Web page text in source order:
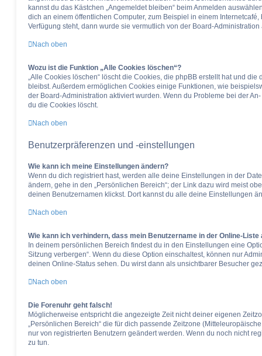
kannst du das Kästchen „Angemeldet bleiben“ beim Anmelden
dich an einem öffentlichen Computer, zum Beispiel in einem
Verfügung steht, dann wurde sie vermutlich von der Board-Administration
Nach oben
Wozu ist die Funktion „Alle Cookies löschen“?
„Alle Cookies löschen“ löscht die Cookies, die phpBB erstellt hat und
bleibst. Außerdem ermöglichen Cookies einige Funktionen, wie
der Board-Administration aktiviert wurden. Wenn du Probleme bei der
du die Cookies löscht.
Nach oben
Benutzerpräferenzen und -einstellungen
Wie kann ich meine Einstellungen ändern?
Wenn du dich registriert hast, werden alle deine Einstellungen in der
ändern, gehe in den „Persönlichen Bereich“; der Link dazu wird meist
deinen Benutzernamen klickst. Dort kannst du alle deine Einstellungen
Nach oben
Wie kann ich verhindern, dass mein Benutzername in der Online-Liste
In deinem persönlichen Bereich findest du in den Einstellungen eine
Sitzung verbergen“. Wenn du diese Option einschaltest, können nur
deinen Online-Status sehen. Du wirst dann als unsichtbarer Besucher
Nach oben
Die Forenuhr geht falsch!
Möglicherweise entspricht die angezeigte Zeit nicht deiner eigenen
„Persönlichen Bereich“ die für dich passende Zeitzone
nur von registrierten Benutzern geändert werden. Wenn du noch nicht
zu tun.